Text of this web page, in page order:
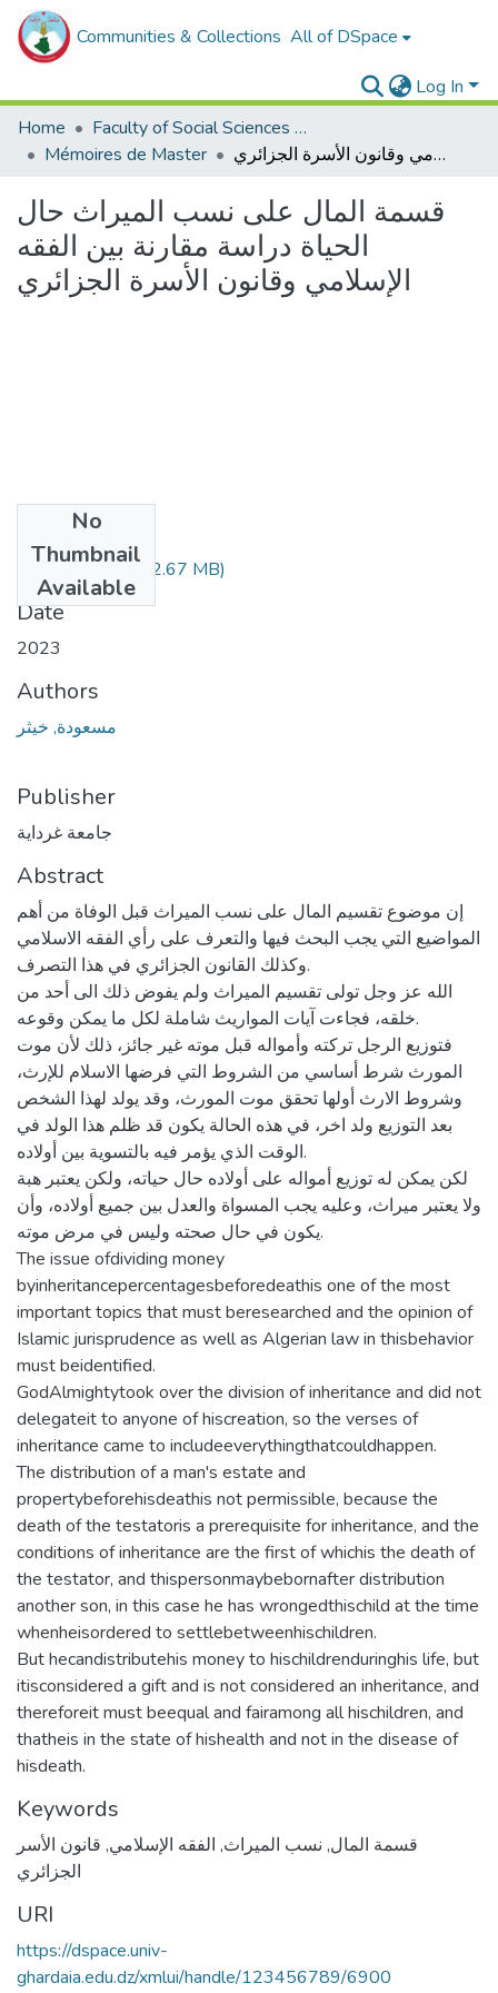
Communities & Collections All of DSpace
Log In
Home
Faculty of Social Sciences and Humanities
Mémoires de Master
قسمة المال على نسب الميراث حال الحياة دراسة مقارنة بين الفقه الإسلامي وقانون الأسرة الجزائري
قسمة المال على نسب الميراث حال
الحياة دراسة مقارنة بين الفقه
الإسلامي وقانون الأسرة الجزائري
No
Thumbnail
Available
210.04.485.pdf (2.67 MB)
Date
2023
Authors
مسعودة, خيثر
Publisher
جامعة غرداية
Abstract
إن موضوع تقسيم المال على نسب الميراث قبل الوفاة من أهم
المواضيع التي يجب البحث فيها والتعرف على رأي الفقه الاسلامي
وكذلك القانون الجزائري في هذا التصرف.
الله عز وجل تولى تقسيم الميراث ولم يفوض ذلك الى أحد من
خلقه، فجاءت آيات المواريث شاملة لكل ما يمكن وقوعه.
فتوزيع الرجل تركته وأمواله قبل موته غير جائز، ذلك لأن موت
المورث شرط أساسي من الشروط التي فرضها الاسلام للإرث،
وشروط الارث أولها تحقق موت المورث، وقد يولد لهذا الشخص
بعد التوزيع ولد اخر، في هذه الحالة يكون قد ظلم هذا الولد في
الوقت الذي يؤمر فيه بالتسوية بين أولاده.
لكن يمكن له توزيع أمواله على أولاده حال حياته، ولكن يعتبر هبة
ولا يعتبر ميراث، وعليه يجب المسواة والعدل بين جميع أولاده، وأن
يكون في حال صحته وليس في مرض موته.
The issue ofdividing money
byinheritancepercentagesbeforedeathis one of the most
important topics that must beresearched and the opinion of
Islamic jurisprudence as well as Algerian law in thisbehavior
must beidentified.
GodAlmightytook over the division of inheritance and did not
delegateit to anyone of hiscreation, so the verses of
inheritance came to includeeverythingthatcouldhappen.
The distribution of a man's estate and
propertybeforehisdeathis not permissible, because the
death of the testatoris a prerequisite for inheritance, and the
conditions of inheritance are the first of whichis the death of
the testator, and thispersonmaybebornafter distribution
another son, in this case he has wrongedthischild at the time
whenheisordered to settlebetweenhischildren.
But hecandistributehis money to hischildrenduringhis life, but
itisconsidered a gift and is not considered an inheritance, and
thereforeit must beequal and fairamong all hischildren, and
thatheis in the state of hishealth and not in the disease of
hisdeath.
Keywords
قسمة المال, نسب الميراث, الفقه الإسلامي, قانون الأسر
الجزائري
URI
https://dspace.univ-
ghardaia.edu.dz/xmlui/handle/123456789/6900